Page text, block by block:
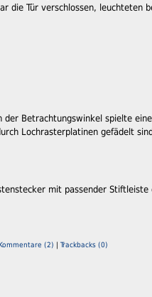
die Tür verschlossen, leuchteten
Betrachtungswinkel spielte
Lochrasterplatinen gefädelt
mit passender
(2) | Trackbacks (0)